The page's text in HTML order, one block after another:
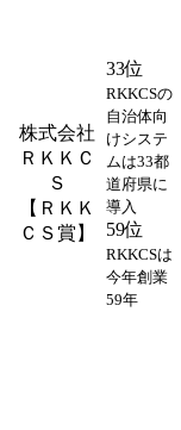
株式会社
ＲＫＫＣ
Ｓ
【ＲＫＫ
ＣＳ賞】
33位
RKKCSの
自治体向
けシステ
ムは33都
道府県に
導入
59位
RKKCSは
今年創業
59年